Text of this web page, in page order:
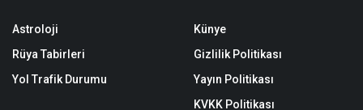
Astroloji
Rüya Tabirleri
Yol Trafik Durumu
Künye
Gizlilik Politikası
Yayın Politikası
KVKK Politikası